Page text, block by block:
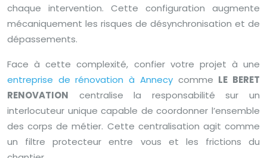
chaque intervention. Cette configuration augmente
mécaniquement les risques de désynchronisation et de
dépassements.
Face à cette complexité, confier votre projet à une
entreprise de rénovation à Annecycomme LE BERET
RENOVATION centralise la responsabilité sur un
interlocuteur unique capable de coordonner l’ensemble
des corps de métier. Cette centralisation agit comme
un filtre protecteur entre vous et les frictions du